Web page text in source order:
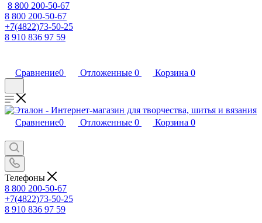
8 800 200-50-67
8 800 200-50-67
+7(4822)73-50-25
8 910 836 97 59
Сравнение0 Отложенные 0 Корзина 0
Сравнение0 Отложенные 0 Корзина 0
Телефоны
8 800 200-50-67
+7(4822)73-50-25
8 910 836 97 59